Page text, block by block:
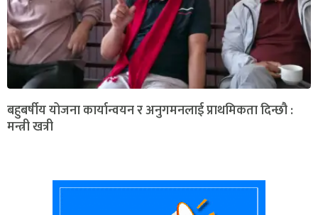
बहुबर्षीय योजना कार्यान्वयन र अनुगमनलाई प्राथमिकता दिन्छौ :
मन्त्री खत्री